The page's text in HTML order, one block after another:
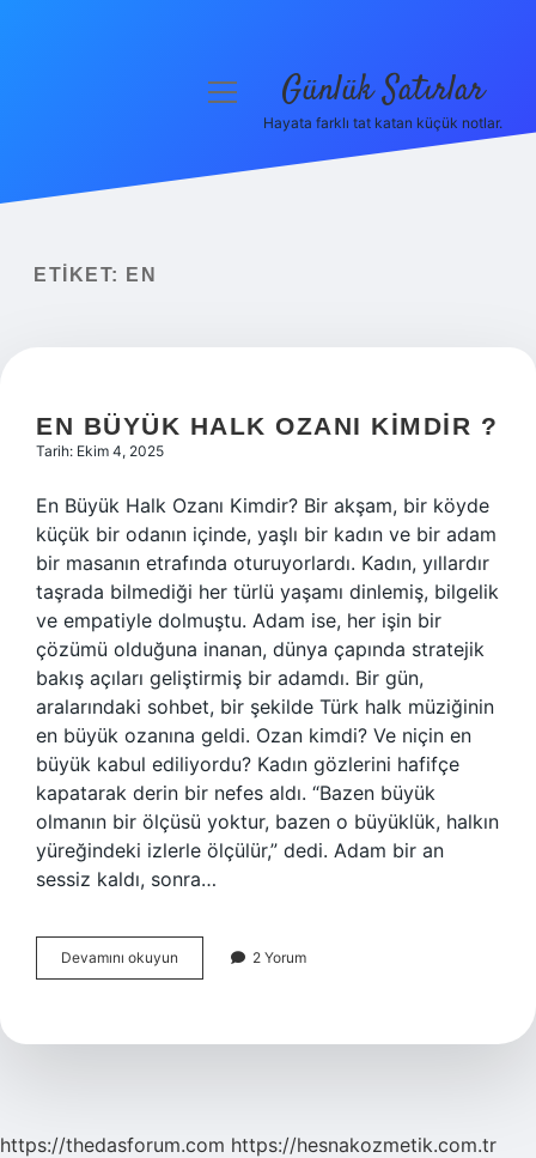
Yasal Uyarı
menüyü Günlük Satırlar
Hayata farklı tat katan küçük notlar.
ETIKET: EN
EN BÜYÜK HALK OZANI KIMDIR ?
Tarih: Ekim 4, 2025
En Büyük Halk Ozanı Kimdir? Bir akşam, bir köyde
küçük bir odanın içinde, yaşlı bir kadın ve bir adam
bir masanın etrafında oturuyorlardı. Kadın, yıllardır
taşrada bilmediği her türlü yaşamı dinlemiş, bilgelik
ve empatiyle dolmuştu. Adam ise, her işin bir
çözümü olduğuna inanan, dünya çapında stratejik
bakış açıları geliştirmiş bir adamdı. Bir gün,
aralarındaki sohbet, bir şekilde Türk halk müziğinin
en büyük ozanına geldi. Ozan kimdi? Ve niçin en
büyük kabul ediliyordu? Kadın gözlerini hafifçe
kapatarak derin bir nefes aldı. “Bazen büyük
olmanın bir ölçüsü yoktur, bazen o büyüklük, halkın
yüreğindeki izlerle ölçülür,” dedi. Adam bir an
sessiz kaldı, sonra…
Devamını okuyun
büyük
kimdir
2 Yorum
https://thedasforum.com https://hesnakozmetik.com.tr